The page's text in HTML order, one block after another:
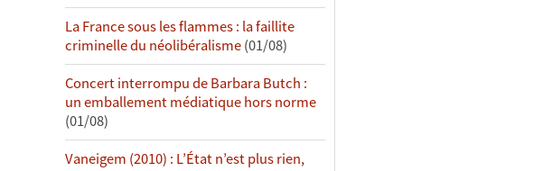
La France sous les flammes : la faillite
criminelle du néolibéralisme(01/08)
Concert interrompu de Barbara Butch :
un emballement médiatique hors norme
(01/08)
Vaneigem (2010) : L’État n’est plus rien,